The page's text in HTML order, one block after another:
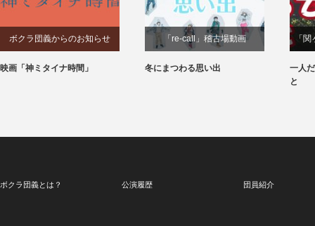
ボクラ団義からのお知らせ
映画「神ミタイナ時間」
「re-call」稽古場動画
冬にまつわる思い出
「
一人
と
ボクラ団義とは？ 公演履歴 団員紹介